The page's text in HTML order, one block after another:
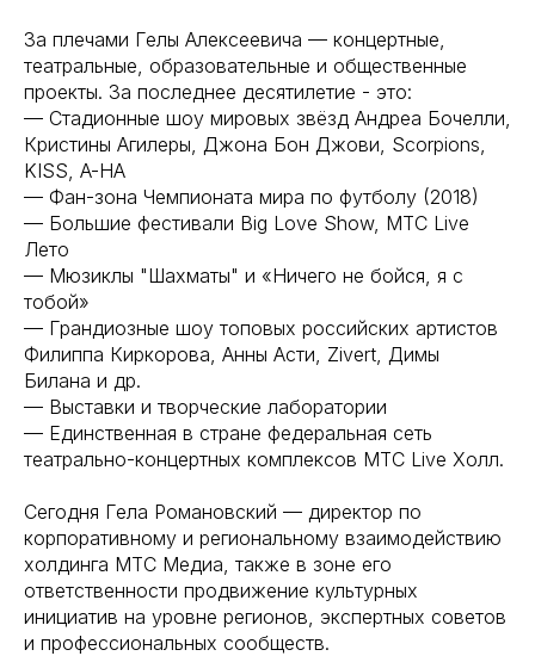
За плечами Гелы Алексеевича — концертные,
театральные, образовательные и общественные
проекты. За последнее десятилетие - это:
— Стадионные шоу мировых звёзд Андреа Бочелли,
Кристины Агилеры, Джона Бон Джови, Scorpions,
KISS, A-HA
— Фан-зона Чемпионата мира по футболу (2018)
— Большие фестивали Big Love Show, MTС Live
Лето
— Мюзиклы "Шахматы" и «Ничего не бойся, я с
тобой»
— Грандиозные шоу топовых российских артистов
Филиппа Киркорова, Анны Асти, Zivert, Димы
Билана и др.
— Выставки и творческие лаборатории
— Единственная в стране федеральная сеть
театрально-концертных комплексов МТС Live Холл.
Сегодня Гела Романовский — директор по
корпоративному и региональному взаимодействию
холдинга МТС Медиа, также в зоне его
ответственности продвижение культурных
инициатив на уровне регионов, экспертных советов
и профессиональных сообществ.